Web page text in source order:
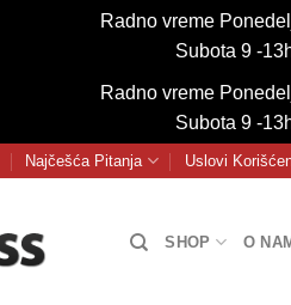
Radno vreme
Subota 9 -
Radno vreme
Subota 9 -
Najčešća Pitanja Uslovi
SHOP O